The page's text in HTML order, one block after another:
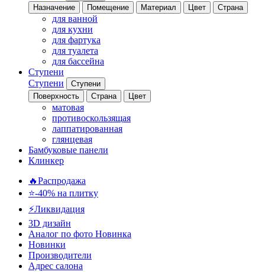
Назначение
Помещение Материал Цвет Страна
для ванной
для кухни
для фартука
для туалета
для бассейна
Ступени
Ступени
Ступени
Поверхность
Страна Цвет
матовая
противоскользящая
лаппатированная
глянцевая
Бамбуковые панели
Клинкер
🔥Распродажа
⭐-40% на плитку
⚡️Ликвидация
3D дизайн
Аналог по фото Новинка
Новинки
Производители
Адрес салона